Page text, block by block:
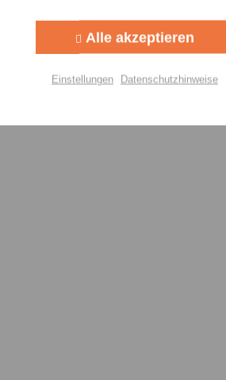
Alle akzeptieren
Einstellungen Datenschutzhinweise